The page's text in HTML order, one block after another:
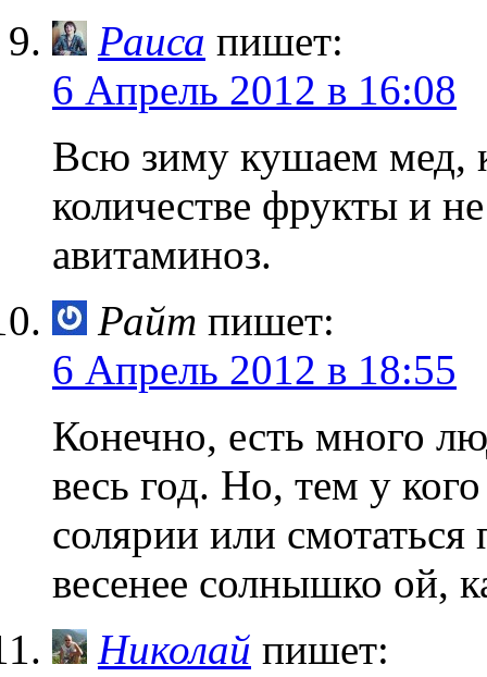
Раиса пишет:
6 Апрель 2012 в 16:08
Всю зиму кушаем мед,
количестве фрукты и
авитаминоз.
Райт пишет:
6 Апрель 2012 в 18:55
Конечно, есть много
весь год. Но, тем у
солярии или
весенее солнышко ой,
Николай пишет: